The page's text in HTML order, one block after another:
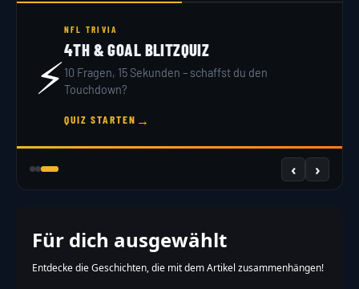
⚡
NFL TRIVIA
4TH & GOAL BLITZQUIZ
10 Fragen, 15 Sekunden – schaffst du den
Touchdown?
QUIZ STARTEN →
‹ ›
Für dich ausgewählt
Entdecke die Geschichten, die mit dem Artikel zusammenhängen!